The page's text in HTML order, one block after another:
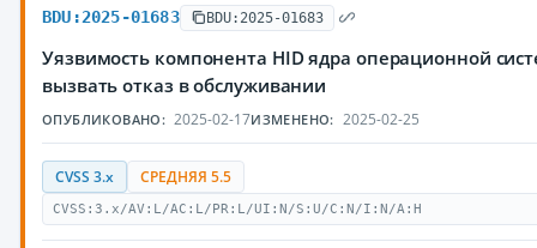
BDU:2025-01683 BDU:2025-01683
Уязвимость компонента HID ядра операционной
вызвать отказ в обслуживании
ОПУБЛИКОВАНО: 2025-02-17ИЗМЕНЕНО: 2025-02-25
CVSS 3.x СРЕДНЯЯ 5.5
CVSS:3.x/AV:L/AC:L/PR:L/UI:N/S:U/C:N/I:N/A:H